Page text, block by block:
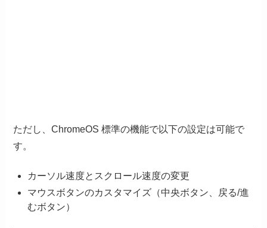
ただし、ChromeOS 標準の機能で以下の設定は可能で
す。
カーソル速度とスクロール速度の変更
マウスボタンのカスタマイズ（中央ボタン、戻る/進
むボタン）